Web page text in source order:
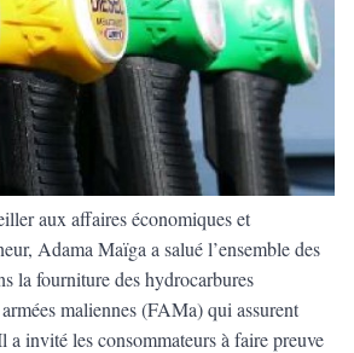
aux affaires économiques et
Adama Maïga a salué l’ensemble des
la fourniture des hydrocarbures
maliennes (FAMa) qui assurent
a invité les consommateurs à faire preuve